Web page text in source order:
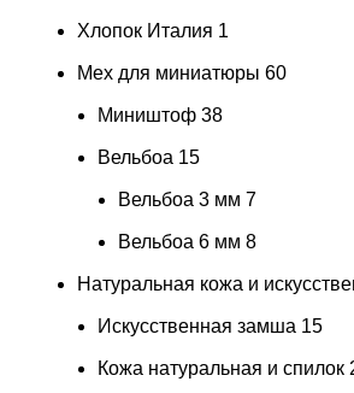
Хлопок Италия 1
Мех для миниатюры 60
Миништоф 38
Вельбоа 15
Вельбоа 3 мм 7
Вельбоа 6 мм 8
Натуральная кожа и
Искусственная замша 15
Кожа натуральная и спилок